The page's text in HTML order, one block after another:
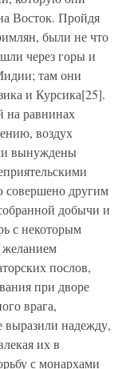
Восток. Пройдя
были не что
через горы и
там они
и Курсика[25].
на равнинах
воздух
вынуждены
совершено другим
добычи и
с некоторым
желанием
послов,
при дворе
врага,
выразили надежду,
их в
с монархами